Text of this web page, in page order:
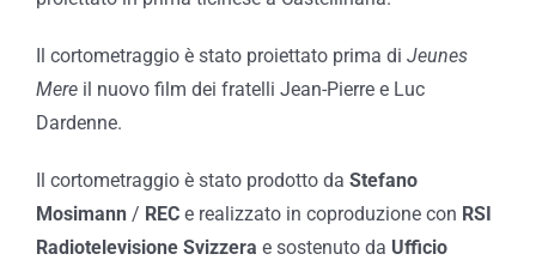
Il cortometraggio è stato proiettato prima di Jeunes
Mere il nuovo film dei fratelli Jean-Pierre e Luc
Dardenne.
Il cortometraggio è stato prodotto da Stefano
Mosimann / REC e realizzato in coproduzione con RSI
Radiotelevisione Svizzera e sostenuto da Ufficio